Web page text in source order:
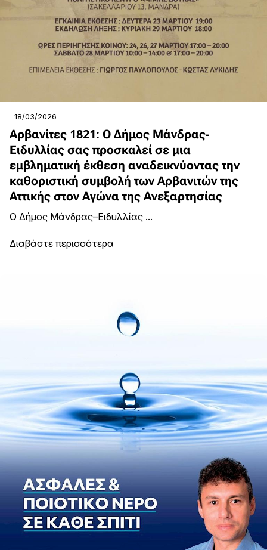
18/03/2026
Αρβανίτες 1821: Ο Δήμος Μάνδρας-
Ειδυλλίας σας προσκαλεί σε μια
εμβληματική έκθεση αναδεικνύοντας την
καθοριστική συμβολή των Αρβανιτών της
Αττικής στον Αγώνα της Ανεξαρτησίας
Ο Δήμος Μάνδρας–Ειδυλλίας ...
Διαβάστε περισσότερα